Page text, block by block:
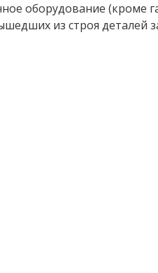
оборудование (кроме
из строя деталей